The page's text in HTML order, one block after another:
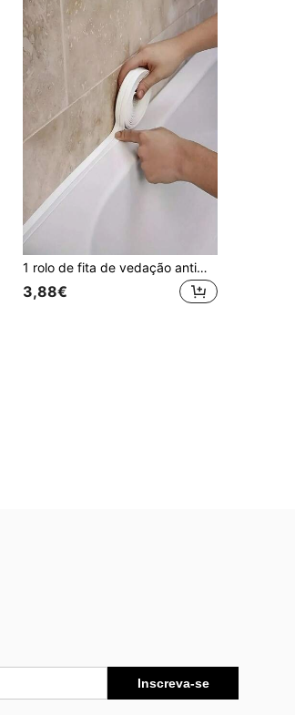
1 rolo de fita de vedação antimofo de 3,8 cm de largura, fita autoadesiva para vedação de banheiro, papel de parede autoadesivo à prova d'água, isolante de correntes de ar para janelas, feita de PVC com adesivo na parte traseira, adequada para banheira, vaso sanitário, pia de cozinha, vedação de paredes, decoração de casa e decoração de ambientes.
3,88€
Inscreva-se